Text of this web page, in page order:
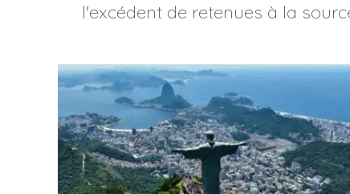
l'excédent de retenues à la